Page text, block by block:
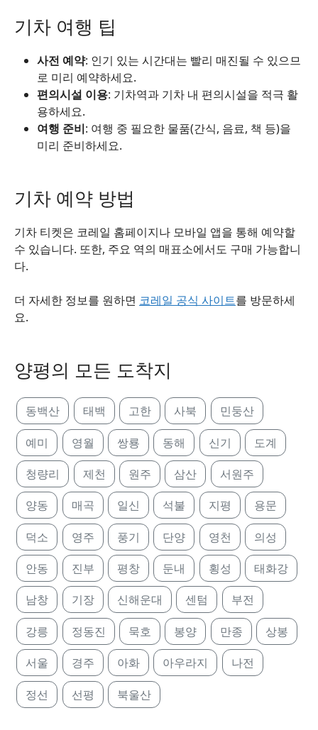
기차 여행 팁
사전 예약: 인기 있는 시간대는 빨리 매진될 수 있으므
로 미리 예약하세요.
편의시설 이용: 기차역과 기차 내 편의시설을 적극 활
용하세요.
여행 준비: 여행 중 필요한 물품(간식, 음료, 책 등)을
미리 준비하세요.
기차 예약 방법
기차 티켓은 코레일 홈페이지나 모바일 앱을 통해 예약할
수 있습니다. 또한, 주요 역의 매표소에서도 구매 가능합니
다.
더 자세한 정보를 원하면 코레일 공식 사이트를 방문하세
요.
양평의 모든 도착지
동백산 태백 고한 사북 민둥산
예미 영월 쌍룡 동해 신기 도계
청량리 제천 원주 삼산 서원주
양동 매곡 일신 석불 지평 용문
덕소 영주 풍기 단양 영천 의성
안동 진부 평창 둔내 횡성 태화강
남창 기장 신해운대 센텀 부전
강릉 정동진 묵호 봉양 만종 상봉
서울 경주 아화 아우라지 나전
정선 선평 북울산